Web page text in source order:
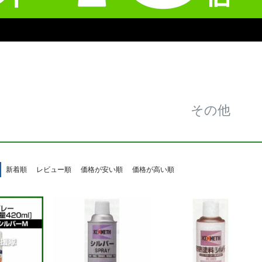
その他
新着順 レビュー順 価格が安い順 価格が高い順